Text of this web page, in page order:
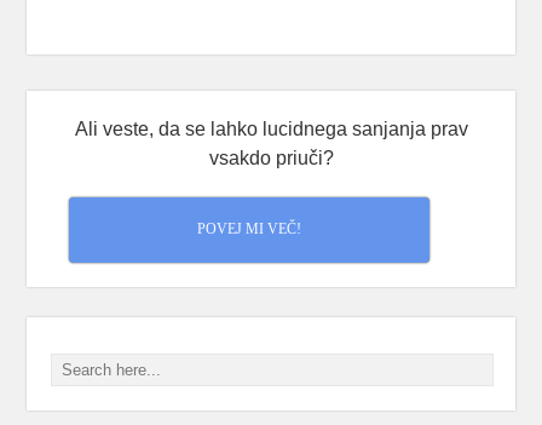
Ali veste, da se lahko lucidnega sanjanja prav
vsakdo priuči?
POVEJ MI VEČ!